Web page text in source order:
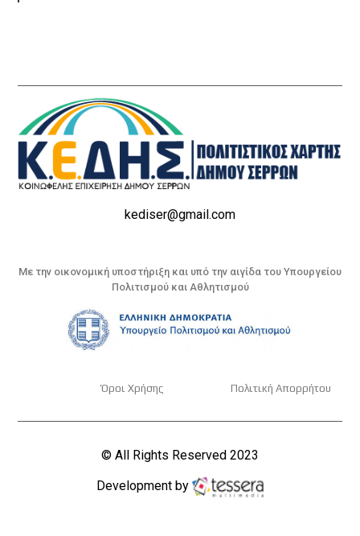
kediser@gmail.com
Με την οικονομική υποστήριξη και υπό την αιγίδα του Υπουργείου
Πολιτισμού και Αθλητισμού
Όροι Χρήσης Πολιτική Απορρήτου
© All Rights Reserved 2023
Development by